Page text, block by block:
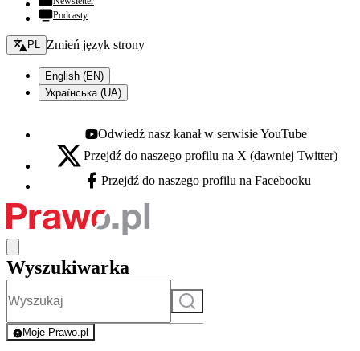
Podcasty
Zmień język - bieżący:
PL Zmień język strony
English (EN)
Українська (UA)
Youtube - otwiera się w nowej karcie
Odwiedź nasz kanał w serwisie YouTube
X - otwiera się w nowej karcie
Przejdź do naszego profilu na X (dawniej Twitter)
Facebook - otwiera się w nowej karcie
Przejdź do naszego profilu na Facebooku
Wyszukiwarka
Szukaj
Moje Prawo.pl
- rejestracja i logowanie do serwisu